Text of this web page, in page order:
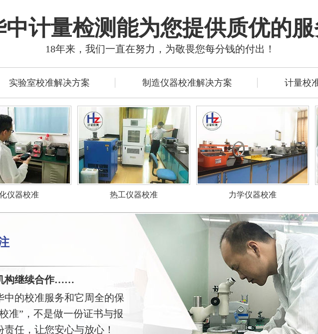
中计量检测能为您提供质优的
18年来，我们一直在努力，为敬畏您每分钱的付出！
实验室校准解决方案 制造仪器校准解决方案 计量校
仪器校准 热工仪器校准 力学仪器校准
构继续合作……
中的校准服务和它周全的保
准”，不是做一份证书与报
任，让您安心与放心！